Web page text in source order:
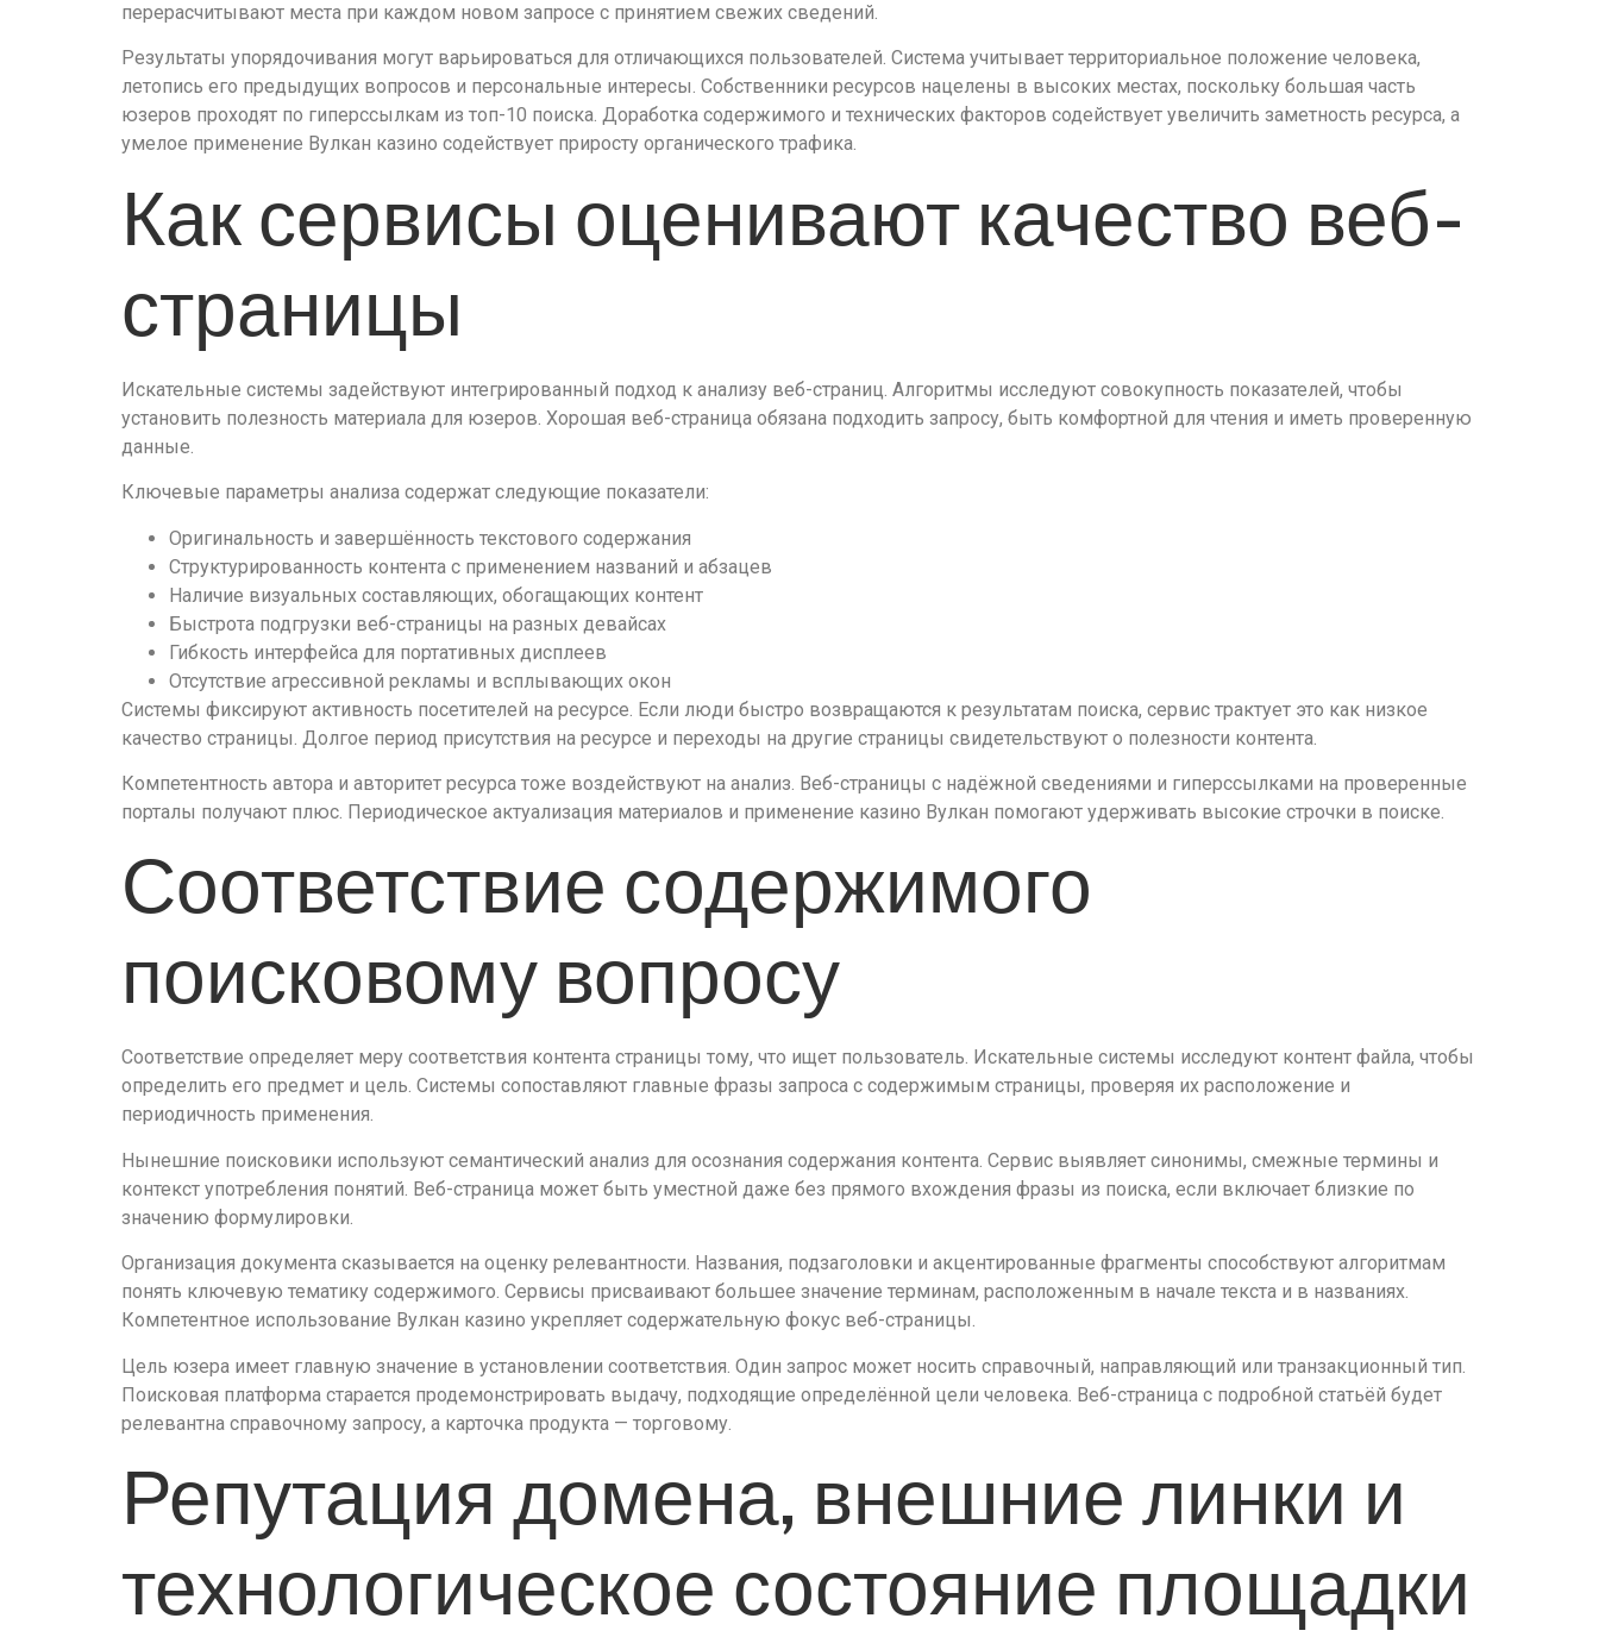
перерасчитывают места при каждом новом запросе с принятием свежих сведений.
Результаты упорядочивания могут варьироваться для отличающихся пользователей. Система учитывает территориальное положение человека,
летопись его предыдущих вопросов и персональные интересы. Собственники ресурсов нацелены в высоких местах, поскольку большая часть
юзеров проходят по гиперссылкам из топ-10 поиска. Доработка содержимого и технических факторов содействует увеличить заметность ресурса, а
умелое применение Вулкан казино содействует приросту органического трафика.
Как сервисы оценивают качество веб-
страницы
Искательные системы задействуют интегрированный подход к анализу веб-страниц. Алгоритмы исследуют совокупность показателей, чтобы
установить полезность материала для юзеров. Хорошая веб-страница обязана подходить запросу, быть комфортной для чтения и иметь проверенную
данные.
Ключевые параметры анализа содержат следующие показатели:
Оригинальность и завершённость текстового содержания
Структурированность контента с применением названий и абзацев
Наличие визуальных составляющих, обогащающих контент
Быстрота подгрузки веб-страницы на разных девайсах
Гибкость интерфейса для портативных дисплеев
Отсутствие агрессивной рекламы и всплывающих окон
Системы фиксируют активность посетителей на ресурсе. Если люди быстро возвращаются к результатам поиска, сервис трактует это как низкое
качество страницы. Долгое период присутствия на ресурсе и переходы на другие страницы свидетельствуют о полезности контента.
Компетентность автора и авторитет ресурса тоже воздействуют на анализ. Веб-страницы с надёжной сведениями и гиперссылками на проверенные
порталы получают плюс. Периодическое актуализация материалов и применение казино Вулкан помогают удерживать высокие строчки в поиске.
Соответствие содержимого
поисковому вопросу
Соответствие определяет меру соответствия контента страницы тому, что ищет пользователь. Искательные системы исследуют контент файла, чтобы
определить его предмет и цель. Системы сопоставляют главные фразы запроса с содержимым страницы, проверяя их расположение и
периодичность применения.
Нынешние поисковики используют семантический анализ для осознания содержания контента. Сервис выявляет синонимы, смежные термины и
контекст употребления понятий. Веб-страница может быть уместной даже без прямого вхождения фразы из поиска, если включает близкие по
значению формулировки.
Организация документа сказывается на оценку релевантности. Названия, подзаголовки и акцентированные фрагменты способствуют алгоритмам
понять ключевую тематику содержимого. Сервисы присваивают большее значение терминам, расположенным в начале текста и в названиях.
Компетентное использование Вулкан казино укрепляет содержательную фокус веб-страницы.
Цель юзера имеет главную значение в установлении соответствия. Один запрос может носить справочный, направляющий или транзакционный тип.
Поисковая платформа старается продемонстрировать выдачу, подходящие определённой цели человека. Веб-страница с подробной статьёй будет
релевантна справочному запросу, а карточка продукта — торговому.
Репутация домена, внешние линки и
технологическое состояние площадки